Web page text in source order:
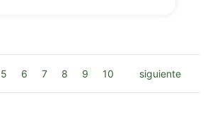
5 6 7 8 9 10 siguiente